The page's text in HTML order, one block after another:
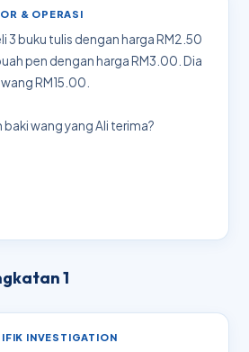
& OPERASI
3 buku tulis dengan harga RM2.50
pen dengan harga RM3.00. Dia
RM15.00.
baki wang yang Ali terima?
1
INVESTIGATION